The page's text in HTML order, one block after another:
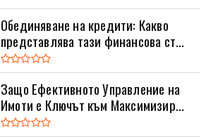
Обединяване на кредити: Какво
представлява тази финансова ст...
Защо Ефективното Управление на
Имоти е Ключът към Максимизир...